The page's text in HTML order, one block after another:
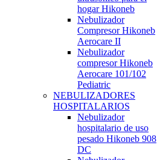
hogar Hikoneb
Nebulizador
Compresor Hikoneb
Aerocare II
Nebulizador
compresor Hikoneb
Aerocare 101/102
Pediatric
NEBULIZADORES
HOSPITALARIOS
Nebulizador
hospitalario de uso
pesado Hikoneb 908
DC